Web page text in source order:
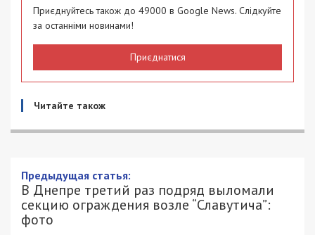
Приєднуйтесь також до 49000 в Google News. Слідкуйте
за останніми новинами!
Приєднатися
Читайте також
Предыдущая статья:
В Днепре третий раз подряд выломали
секцию ограждения возле “Славутича”:
фото